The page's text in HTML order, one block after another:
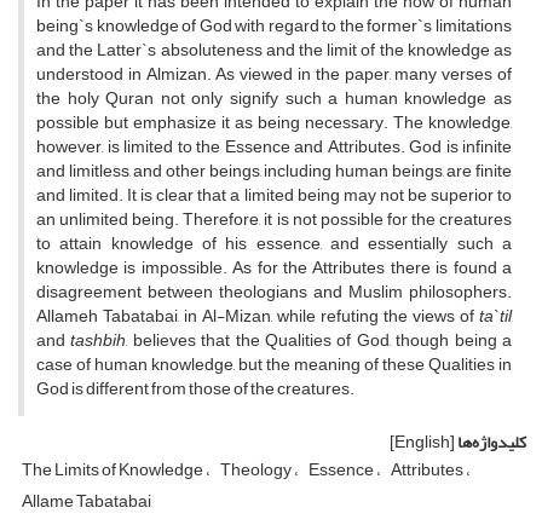
being`s knowledge of God with regard to the former`s limitations
and the Latter`s absoluteness and the limit of the knowledge as
understood in Almizan. As viewed in the paper, many verses of
the holy Quran not only signify such a human knowledge as
possible but emphasize it as being necessary. The knowledge,
however, is limited to the Essence and Attributes. God is infinite
and limitless, and other beings, including human beings, are finite
and limited. It is clear that a limited being may not be superior to
an unlimited being. Therefore, it is not possible for the creatures
to attain knowledge of his essence, and essentially such a
knowledge is impossible. As for the Attributes there is found a
disagreement between theologians and Muslim philosophers.
Allameh Tabatabai, in Al-Mizan, while refuting the views ofta`til
andtashbih, believes that the Qualities of God, though being a
case of human knowledge, but the meaning of these Qualities in
God is different from those of the creatures.
کلیدواژه‌ها[English]
The Limits of Knowledge Theology Essence Attributes
Allame Tabatabai